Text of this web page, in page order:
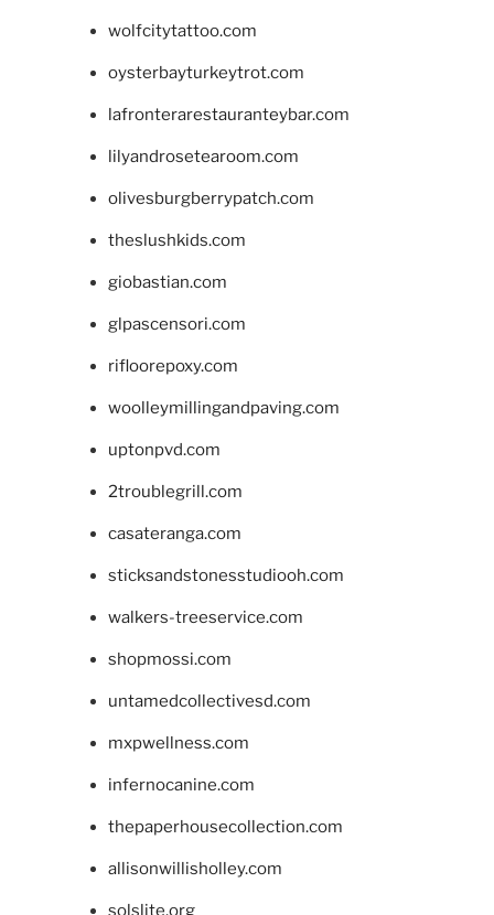
wolfcitytattoo.com
oysterbayturkeytrot.com
lafronterarestauranteybar.com
lilyandrosetearoom.com
olivesburgberrypatch.com
theslushkids.com
giobastian.com
glpascensori.com
rifloorepoxy.com
woolleymillingandpaving.com
uptonpvd.com
2troublegrill.com
casateranga.com
sticksandstonesstudiooh.com
walkers-treeservice.com
shopmossi.com
untamedcollectivesd.com
mxpwellness.com
infernocanine.com
thepaperhousecollection.com
allisonwillisholley.com
solslite.org